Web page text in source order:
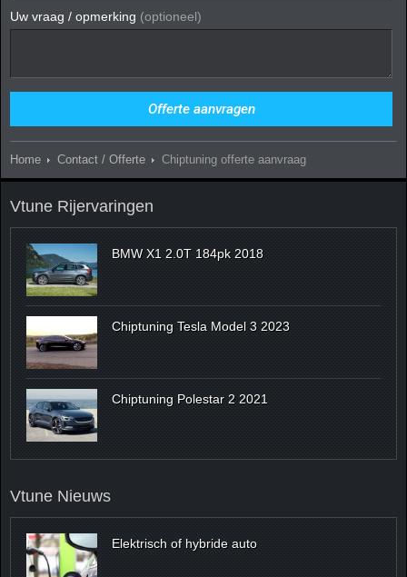
Uw vraag / opmerking (optioneel)
Home Contact / Offerte Chiptuning offerte aanvraag
Vtune Rijervaringen
BMW X1 2.0T 184pk 2018
Chiptuning Tesla Model 3 2023
Chiptuning Polestar 2 2021
Vtune Nieuws
Elektrisch of hybride auto